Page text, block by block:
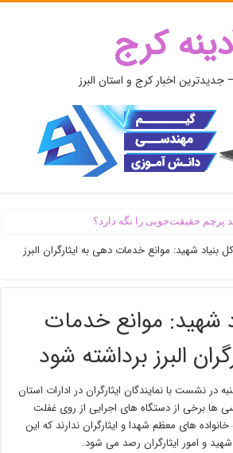
کرج
جدیدترین اخبار کرج و استان البرز
پرچم حقیقت‌جویی را نگه دارد؟
بنیاد شهید: موانع خدمات دهی به ایثارگران البرز
شهید: موانع خدمات
البرز برداشته شود
در نشست با نمایندگان ایثارگران در ادارات استان
ها برخی از دستگاه های اجرایی از روی غفلت
های معظم شهدا و ایثارگران ندارند که این
شهید و امور ایثارگران رصد می شود.